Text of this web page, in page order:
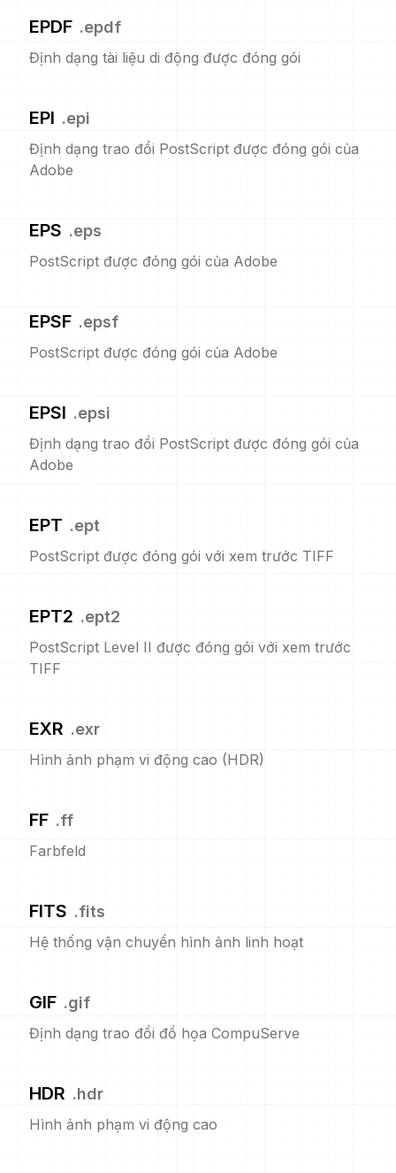
EPDF .epdf
Định dạng tài liệu di động được đóng gói
EPI .epi
Định dạng trao đổi PostScript được đóng gói của
Adobe
EPS .eps
PostScript được đóng gói của Adobe
EPSF .epsf
PostScript được đóng gói của Adobe
EPSI .epsi
Định dạng trao đổi PostScript được đóng gói của
Adobe
EPT .ept
PostScript được đóng gói với xem trước TIFF
EPT2 .ept2
PostScript Level II được đóng gói với xem trước
TIFF
EXR .exr
Hình ảnh phạm vi động cao (HDR)
FF .ff
Farbfeld
FITS .fits
Hệ thống vận chuyển hình ảnh linh hoạt
GIF .gif
Định dạng trao đổi đồ họa CompuServe
HDR .hdr
Hình ảnh phạm vi động cao